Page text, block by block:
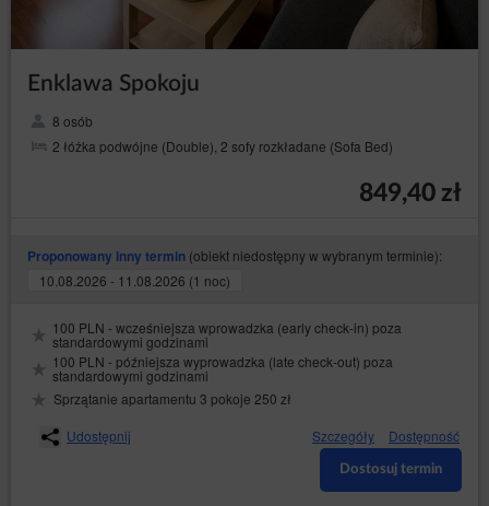
Enklawa Spokoju
8 osób
2 łóżka podwójne (Double), 2 sofy rozkładane (Sofa Bed)
849,40 zł
Proponowany inny termin (obiekt niedostępny w wybranym terminie):
10.08.2026 - 11.08.2026 (1 noc)
100 PLN - wcześniejsza wprowadzka (early check-in) poza
standardowymi godzinami
100 PLN - późniejsza wyprowadzka (late check-out) poza
standardowymi godzinami
Sprzątanie apartamentu 3 pokoje 250 zł
Udostępnij
Szczegóły Dostępność
Dostosuj termin